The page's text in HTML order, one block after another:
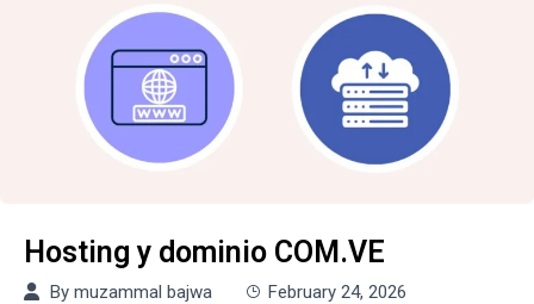
Hosting y dominio COM.VE
By muzammal bajwa February 24, 2026